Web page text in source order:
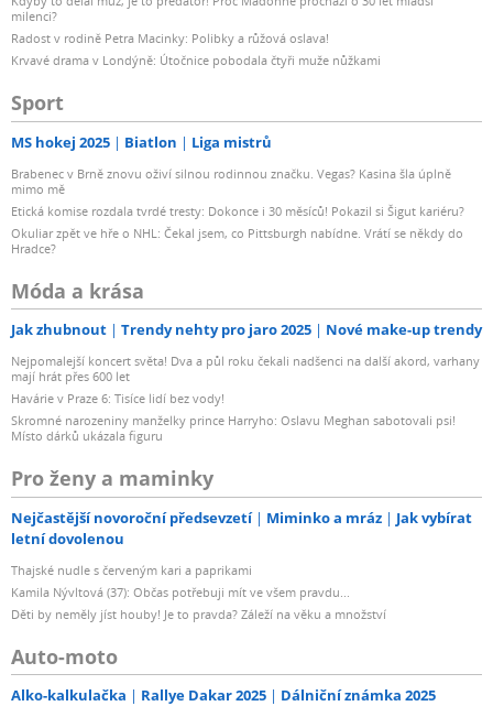
milenci?
Radost v rodině Petra Macinky: Polibky a růžová oslava!
Krvavé drama v Londýně: Útočnice pobodala čtyři muže nůžkami
Sport
MS hokej 2025 Biatlon Liga mistrů
Brabenec v Brně znovu oživí silnou rodinnou značku. Vegas? Kasina šla úplně
mimo mě
Etická komise rozdala tvrdé tresty: Dokonce i 30 měsíců! Pokazil si Šigut kariéru?
Okuliar zpět ve hře o NHL: Čekal jsem, co Pittsburgh nabídne. Vrátí se někdy do
Hradce?
Móda a krása
Jak zhubnout Trendy nehty pro jaro 2025 Nové make-up trendy
Nejpomalejší koncert světa! Dva a půl roku čekali nadšenci na další akord, varhany
mají hrát přes 600 let
Havárie v Praze 6: Tisíce lidí bez vody!
Skromné narozeniny manželky prince Harryho: Oslavu Meghan sabotovali psi!
Místo dárků ukázala figuru
Pro ženy a maminky
Nejčastější novoroční předsevzetí Miminko a mráz
Jak vybírat
letní dovolenou
Thajské nudle s červeným kari a paprikami
Kamila Nývltová (37): Občas potřebuji mít ve všem pravdu...
Děti by neměly jíst houby! Je to pravda? Záleží na věku a množství
Auto-moto
Alko-kalkulačka Rallye Dakar 2025 Dálniční známka 2025